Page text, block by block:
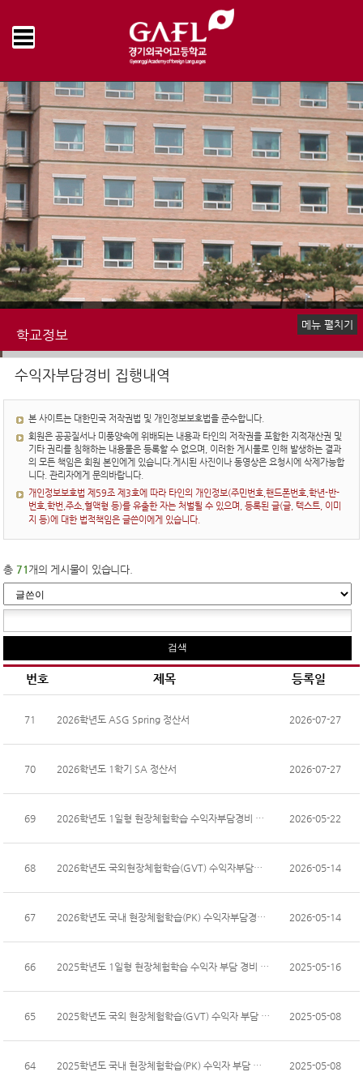
학교정보
예·결산 현황
업무추진비 집행내역
물품 및 공사계약
수익자부담경비 집행내역
감사결과
학교발전기금 집행내역
기타
메뉴 펼치기
수익자부담경비 집행내역
본 사이트는 대한민국 저작권법 및 개인정보보호법을 준수합니다.
회원은 공공질서나 미풍양속에 위배되는 내용과 타인의 저작권을 포함한 지적재산권 및
기타 권리를 침해하는 내용물은 등록할 수 없으며, 이러한 게시물로 인해 발생하는 결과
의 모든 책임은 회원 본인에게 있습니다.게시된 사진이나 동영상은 요청시에 삭제가능합
니다. 관리자에게 문의바랍니다.
개인정보보호법 제59조 제3호에 따라 타인의 개인정보(주민번호,핸드폰번호,학년-반-
번호,학번,주소,혈액형 등)를 유출한 자는 처벌될 수 있으며, 등록된 글(글, 텍스트, 이미
지 등)에 대한 법적책임은 글쓴이에게 있습니다.
총 71 개의 게시물이 있습니다.
번호 제목 등록일
71 2026학년도 ASG Spring 정산서 2026-07-27
70 2026학년도 1학기 SA 정산서 2026-07-27
69 2026학년도 1일형 현장체험학습 수익자부담경비 집행내... 2026-05-22
68 2026학년도 국외현장체험학습(GVT) 수익자부담경비 집... 2026-05-14
67 2026학년도 국내 현장체험학습(PK) 수익자부담경비 집... 2026-05-14
66 2025학년도 1일형 현장체험학습 수익자 부담 경비 집행... 2025-05-16
65 2025학년도 국외 현장체험학습(GVT) 수익자 부담 경비... 2025-05-08
64 2025학년도 국내 현장체험학습(PK) 수익자 부담 경비 ... 2025-05-08